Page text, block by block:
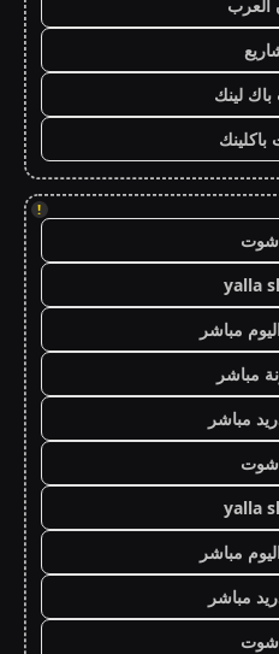
العرب
باك لينك
باكلينك
!
شوت
yalla
مباشر
مباشر
مباشر
شوت
yalla
مباشر
مباشر
شوت